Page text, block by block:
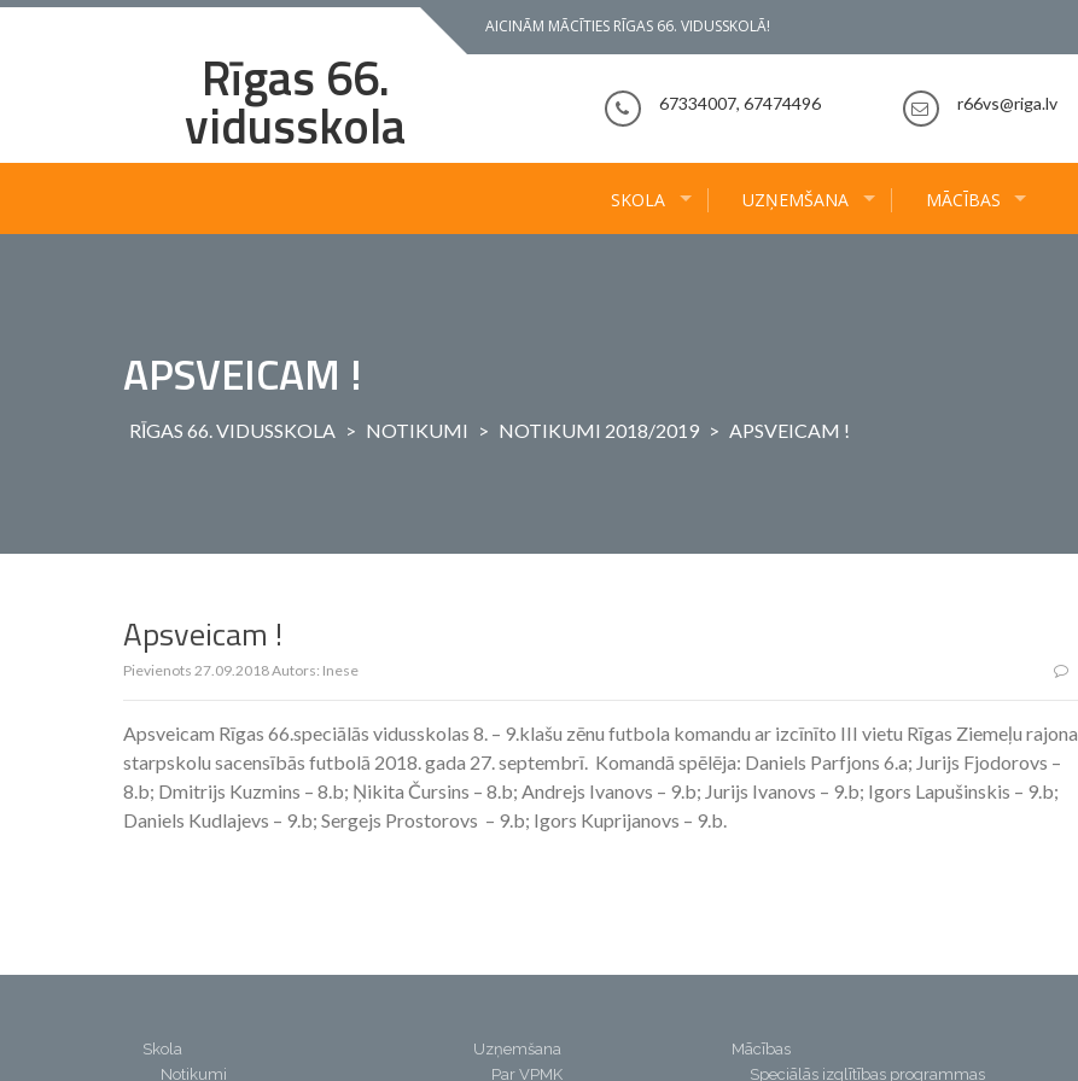
Skip
AICINĀM MĀCĪTIES RĪGAS 66. VIDUSSKOLĀ!
Rīgas 66.
vidusskola 67334007, 67474496 r66vs@riga.lv
SKOLA UZŅEMŠANA MĀCĪBAS
APSVEICAM !
RĪGAS 66. VIDUSSKOLA > NOTIKUMI > NOTIKUMI 2018/2019 > APSVEICAM !
Apsveicam !
Pievienots 27.09.2018Autors: Inese
Apsveicam Rīgas 66.speciālās vidusskolas 8. – 9.klašu zēnu futbola komandu ar izcīnīto III vietu Rīgas Ziemeļu rajona
starpskolu sacensībās futbolā 2018. gada 27. septembrī. Komandā spēlēja: Daniels Parfjons 6.a; Jurijs Fjodorovs –
8.b; Dmitrijs Kuzmins – 8.b; Ņikita Čursins – 8.b; Andrejs Ivanovs – 9.b; Jurijs Ivanovs – 9.b; Igors Lapušinskis – 9.b;
Daniels Kudlajevs – 9.b; Sergejs Prostorovs – 9.b; Igors Kuprijanovs – 9.b.
Skola
Notikumi
Uzņemšana
Par VPMK
Mācības
Speciālās izglītības programmas